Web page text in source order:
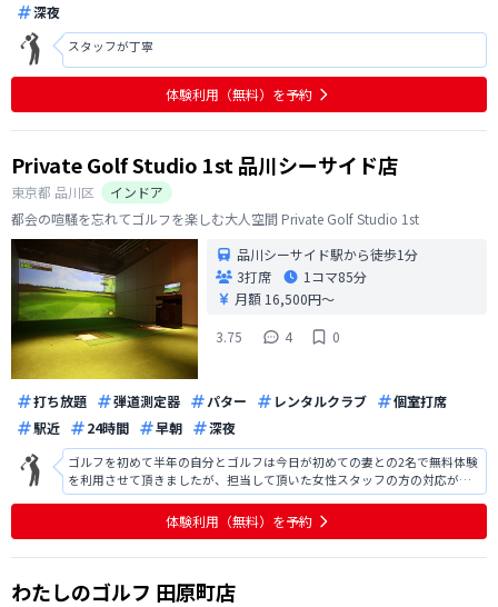
深夜
スタッフが丁寧
体験利用（無料）を予約
Private Golf Studio 1st 品川シーサイド店
東京都 品川区
インドア
都会の喧騒を忘れてゴルフを楽しむ大人空間 Private Golf Studio 1st
品川シーサイド駅から徒歩1分
3打席
1コマ85分
月額 16,500円〜
3.75
4 0
打ち放題 弾道測定器 パター レンタルクラブ
個室打席
駅近
24時間 早朝 深夜
ゴルフを初めて半年の自分とゴルフは今日が初めての妻との2名で無料体験
を利用させて頂きましたが、担当して頂いた女性スタッフの方の対応が素
晴らしかったです。施設の利用方法の説明も分かりやすかったですが、未
経験の妻には基本的な打ち方までレクチャーして頂き、大変感謝していま
す。今後も定期的に利用させて頂きた
体験利用（無料）を予約
わたしのゴルフ 田原町店